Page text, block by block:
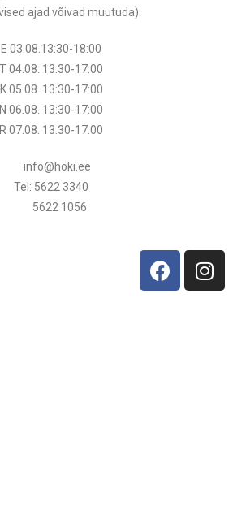
ajad võivad muutuda):
E 03.08.13:30-18:00
T 04.08. 13:30-17:00
K 05.08. 13:30-17:00
N 06.08. 13:30-17:00
R 07.08. 13:30-17:00
info@hoki.ee
Tel: 5622 3340
5622 1056